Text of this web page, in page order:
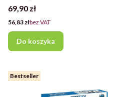
Cena
69,90 zł
Cena
56,83 złbez VAT
Do koszyka
Bestseller